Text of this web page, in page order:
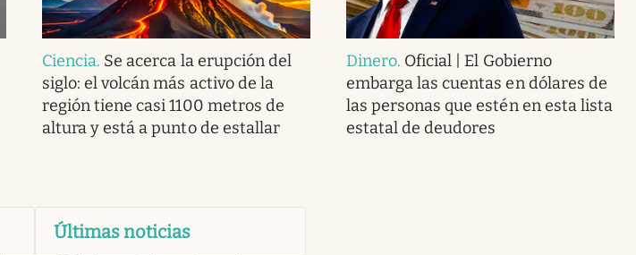
Ciencia. Se acerca la erupción del
siglo: el volcán más activo de la
región tiene casi 1100 metros de
altura y está a punto de estallar
Dinero. Oficial | El Gobierno
embarga las cuentas en dólares de
las personas que estén en esta lista
estatal de deudores
Últimas noticias